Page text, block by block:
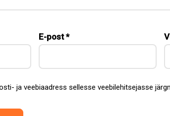
E-post*
ja veebiaadress sellesse veebilehitsejasse